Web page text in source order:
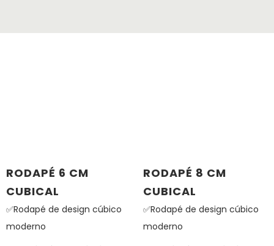
RODAPÉ 6 CM
CUBICAL
✅Rodapé de design cúbico
moderno
RODAPÉ 8 CM
CUBICAL
✅Rodapé de design cúbico
moderno